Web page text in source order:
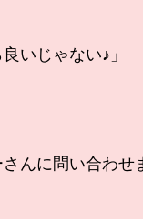
いじゃない♪」
んに問い合わせ